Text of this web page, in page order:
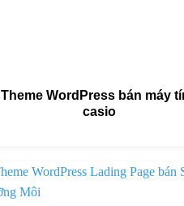
Theme WordPress bán máy
casio